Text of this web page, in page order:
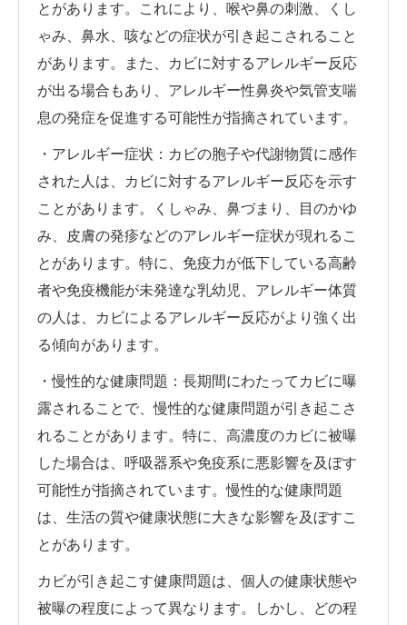
とがあります。これにより、喉や鼻の刺激、くし
ゃみ、鼻水、咳などの症状が引き起こされること
があります。また、カビに対するアレルギー反応
が出る場合もあり、アレルギー性鼻炎や気管支喘
息の発症を促進する可能性が指摘されています。
・アレルギー症状：カビの胞子や代謝物質に感作
された人は、カビに対するアレルギー反応を示す
ことがあります。くしゃみ、鼻づまり、目のかゆ
み、皮膚の発疹などのアレルギー症状が現れるこ
とがあります。特に、免疫力が低下している高齢
者や免疫機能が未発達な乳幼児、アレルギー体質
の人は、カビによるアレルギー反応がより強く出
る傾向があります。
・慢性的な健康問題：長期間にわたってカビに曝
露されることで、慢性的な健康問題が引き起こさ
れることがあります。特に、高濃度のカビに被曝
した場合は、呼吸器系や免疫系に悪影響を及ぼす
可能性が指摘されています。慢性的な健康問題
は、生活の質や健康状態に大きな影響を及ぼすこ
とがあります。
カビが引き起こす健康問題は、個人の健康状態や
被曝の程度によって異なります。しかし、どの程